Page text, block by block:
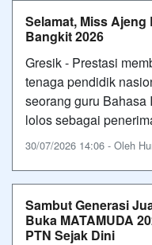
Selamat, Miss
Bangkit 2026
Gresik - Prestasi
tenaga pendidik
seorang guru Bahasa
lolos sebagai
30/07/2026 14:06 - Oleh
Sambut Generasi
Buka MATAMUDA
PTN Sejak Dini